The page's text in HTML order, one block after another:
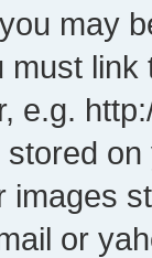
may
e.g.
or